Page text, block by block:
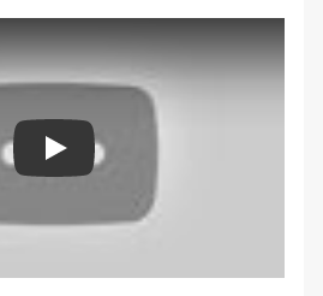
Play